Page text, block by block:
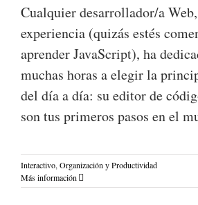
Cualquier desarrollador/a
experiencia (quizás estés
aprender JavaScript), ha
muchas horas a elegir la
del día a día: su editor de
son tus primeros pasos en el
Interactivo,Organización y Productividad
Más información